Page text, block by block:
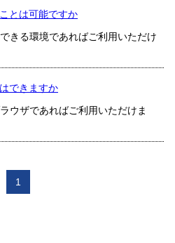
とは可能ですか
きる環境であればご利用いただけ
できますか
ウザであればご利用いただけま
1